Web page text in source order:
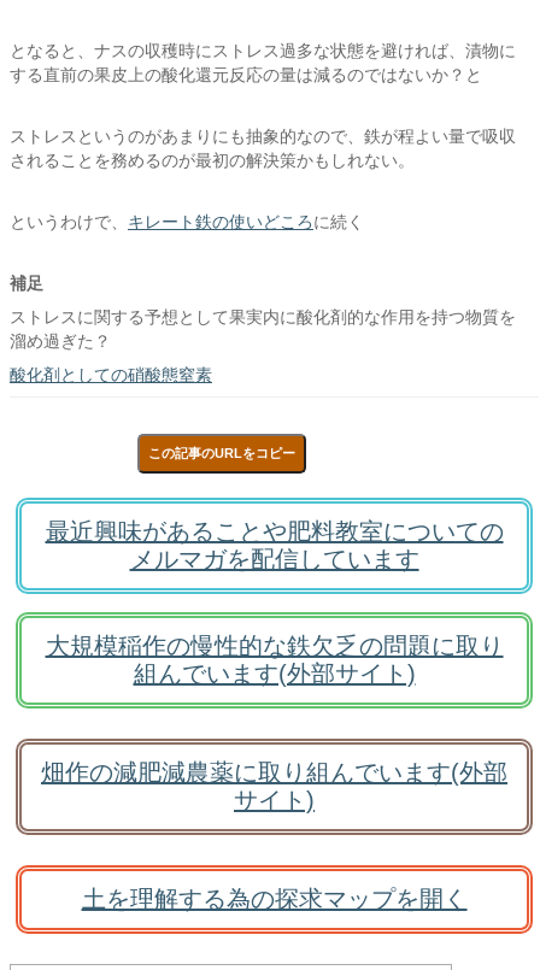
となると、ナスの収穫時にストレス過多な状態を避ければ、漬物に
する直前の果皮上の酸化還元反応の量は減るのではないか？と
ストレスというのがあまりにも抽象的なので、鉄が程よい量で吸収
されることを務めるのが最初の解決策かもしれない。
というわけで、 キレート鉄の使いどころに続く
補足
ストレスに関する予想として果実内に酸化剤的な作用を持つ物質を
溜め過ぎた？
酸化剤としての硝酸態窒素
この記事のURLをコピー
最近興味があることや肥料教室についての
メルマガを配信しています
大規模稲作の慢性的な鉄欠乏の問題に取り
組んでいます(外部サイト)
畑作の減肥減農薬に取り組んでいます(外部
サイト)
土を理解する為の探求マップを開く